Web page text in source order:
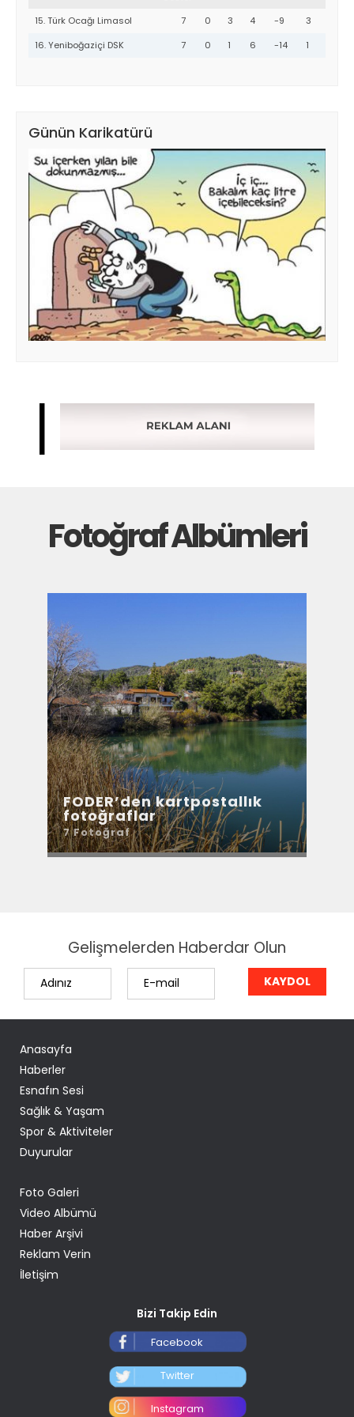
15. Türk Ocağı Limasol
7 0 3 4 -9
3
16. Yeniboğaziçi DSK
7 0 1 6 -14 1
Günün Karikatürü
Fotoğraf Albümleri
FODER’den kartpostallık
fotoğraflar
7 Fotoğraf
Gelişmelerden Haberdar Olun
Anasayfa
Haberler
Esnafın Sesi
Sağlık & Yaşam
Spor & Aktiviteler
Duyurular
Foto Galeri
Video Albümü
Haber Arşivi
Reklam Verin
İletişim
Bizi Takip Edin
Facebook
Twitter
Instagram